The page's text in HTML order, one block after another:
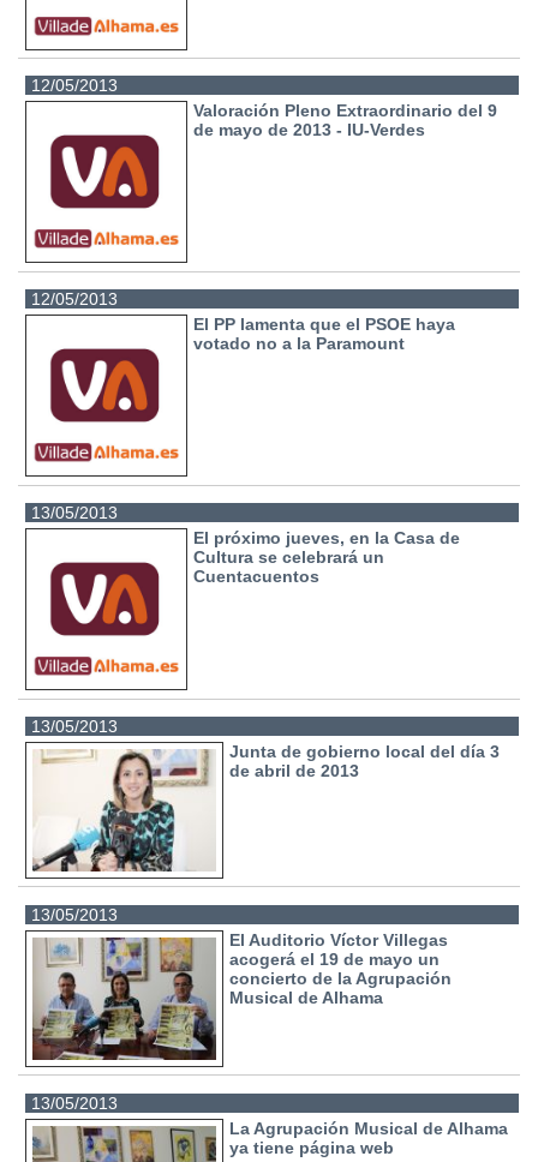
12/05/2013
Valoración Pleno Extraordinario del 9
de mayo de 2013 - IU-Verdes
12/05/2013
El PP lamenta que el PSOE haya
votado no a la Paramount
13/05/2013
El próximo jueves, en la Casa de
Cultura se celebrará un
Cuentacuentos
13/05/2013
Junta de gobierno local del día 3
de abril de 2013
13/05/2013
El Auditorio Víctor Villegas
acogerá el 19 de mayo un
concierto de la Agrupación
Musical de Alhama
13/05/2013
La Agrupación Musical de Alhama
ya tiene página web